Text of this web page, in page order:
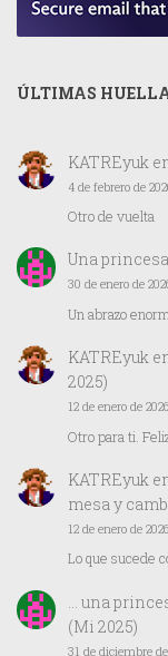
ÚLTIMAS
KATREyuk
4 de febrero de
Otro de vuelta
Una princesa
30 de enero de
Un abrazo
KATREyuk
2025)
12 de enero de 2026
Otro para ti.
KATREyuk
mesa y
12 de enero de 2026
Lo que sucede
… una
(Mi 2025)
31 de diciembre